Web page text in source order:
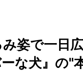
姿で一日
な犬』の"